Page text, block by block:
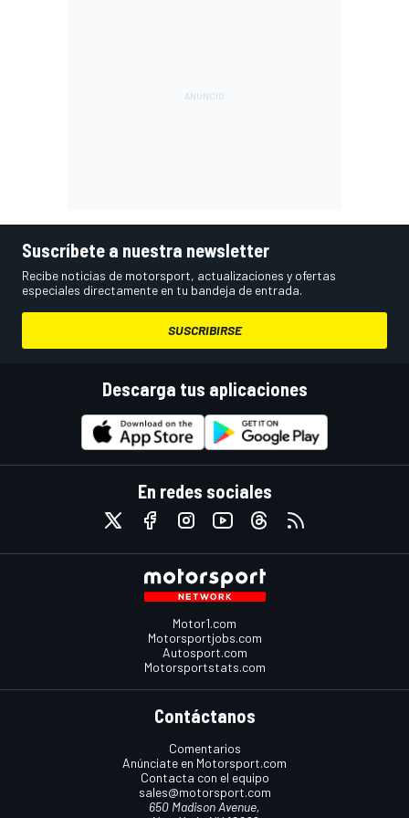
Suscríbete a nuestra newsletter
Recibe noticias de motorsport, actualizaciones y ofertas
especiales directamente en tu bandeja de entrada.
SUSCRIBIRSE
Descarga tus aplicaciones
En redes sociales
Motor1.com
Motorsportjobs.com
Autosport.com
Motorsportstats.com
Contáctanos
Comentarios
Anúnciate en Motorsport.com
Contacta con el equipo
sales@motorsport.com
650 Madison Avenue,